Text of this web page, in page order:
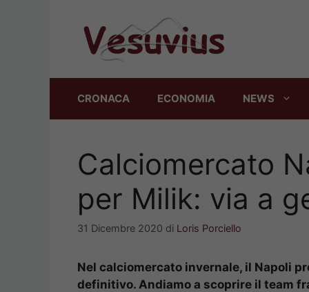
CRONACA ECONOMIA NEWS
Calciomercato
per Milik: via a
31 Dicembre 2020 di Loris Porciello
Nel calciomercato invernale, il Napoli
definitivo. Andiamo a scoprire il team